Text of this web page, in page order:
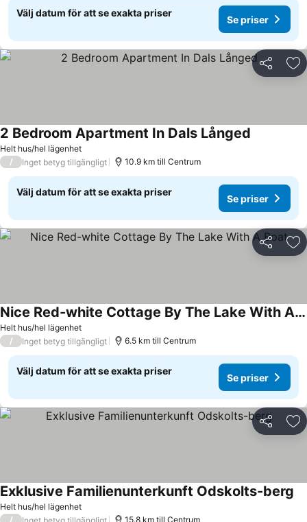
Välj datum för att se exakta priser
Se priser
Dela
Helt hus/hel lägenhet
2 Bedroom Apartment In Dals Långed
/ Inget betyg tillgängligt 10.9 km till Centrum
Välj datum för att se exakta priser
Se priser
Dela
Helt hus/hel lägenhet
Nice Red-white Cottage By The Lake With A Boat
/ Inget betyg tillgängligt 6.5 km till Centrum
Välj datum för att se exakta priser
Se priser
Dela
Helt hus/hel lägenhet
Exklusive Familienunterkunft Odskolts-berg
/ Inget betyg tillgängligt 15.8 km till Centrum